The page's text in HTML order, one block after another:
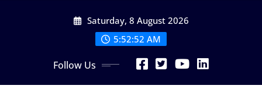
Saturday, 8 August 2026
5:52:53 AM
Follow Us